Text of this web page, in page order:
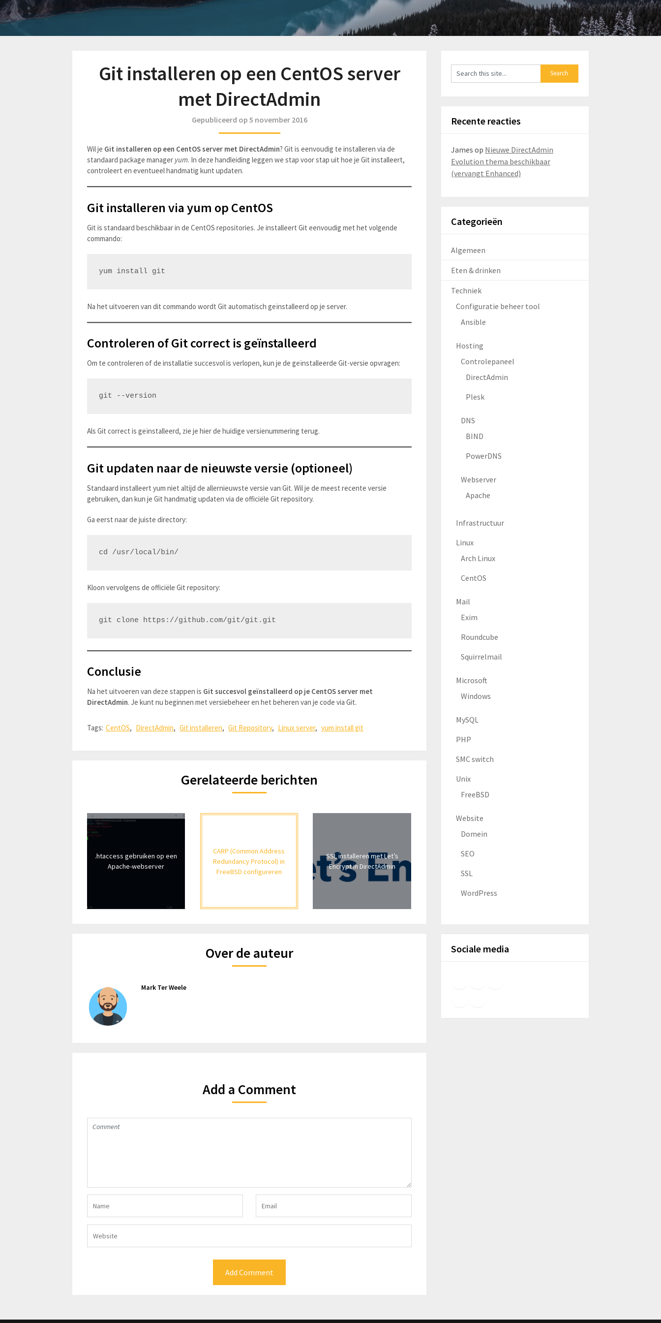
Git installeren op een CentOS server
met DirectAdmin
Gepubliceerd op 5 november 2016
Wil je Git installeren op een CentOS server met DirectAdmin? Git is eenvoudig te installeren via de
standaard package manager yum. In deze handleiding leggen we stap voor stap uit hoe je Git installeert,
controleert en eventueel handmatig kunt updaten.
Git installeren via yum op CentOS
Git is standaard beschikbaar in de CentOS repositories. Je installeert Git eenvoudig met het volgende
commando:
Na het uitvoeren van dit commando wordt Git automatisch geïnstalleerd op je server.
Controleren of Git correct is geïnstalleerd
Om te controleren of de installatie succesvol is verlopen, kun je de geïnstalleerde Git-versie opvragen:
Als Git correct is geïnstalleerd, zie je hier de huidige versienummering terug.
Git updaten naar de nieuwste versie (optioneel)
Standaard installeert yum niet altijd de allernieuwste versie van Git. Wil je de meest recente versie
gebruiken, dan kun je Git handmatig updaten via de officiële Git repository.
Ga eerst naar de juiste directory:
Kloon vervolgens de officiële Git repository:
Conclusie
Na het uitvoeren van deze stappen is Git succesvol geïnstalleerd op je CentOS server met
DirectAdmin. Je kunt nu beginnen met versiebeheer en het beheren van je code via Git.
Tags: CentOS, DirectAdmin, Git installeren, Git Repository, Linux server, yum install git
Gerelateerde berichten
.htaccess gebruiken op een
Apache-webserver
CARP (Common Address
Redundancy Protocol) in
FreeBSD configureren
SSL installeren met Let’s
Encrypt in DirectAdmin
Over de auteur
Mark Ter Weele
Add a Comment
Recente reacties
James op Nieuwe DirectAdmin
Evolution thema beschikbaar
(vervangt Enhanced)
Categorieën
Algemeen
Eten & drinken
Techniek
Configuratie beheer tool
Ansible
Hosting
Controlepaneel
DirectAdmin
Plesk
DNS
BIND
PowerDNS
Webserver
Apache
Infrastructuur
Linux
Arch Linux
CentOS
Mail
Exim
Roundcube
Squirrelmail
Microsoft
Windows
MySQL
PHP
SMC switch
Unix
FreeBSD
Website
Domein
SEO
SSL
WordPress
Sociale media